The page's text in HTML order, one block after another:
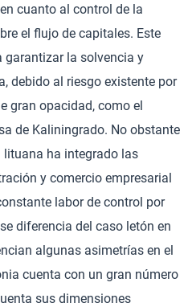
cuanto al control de la
el flujo de capitales. Este
garantizar la solvencia y
debido al riesgo existente por
gran opacidad, como el
de Kaliningrado. No obstante
lituana ha integrado las
y comercio empresarial
labor de control por
diferencia del caso letón en
algunas asimetrías en el
cuenta con un gran número
sus dimensiones